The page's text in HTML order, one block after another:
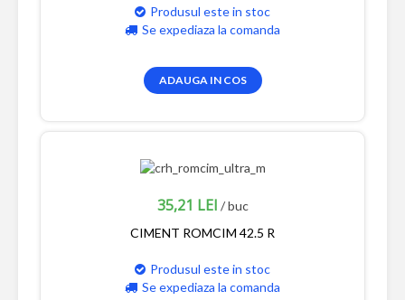
Produsul este in stoc
Se expediaza la comanda
ADAUGA IN COS
35,21 LEI / buc
CIMENT ROMCIM 42.5 R
Produsul este in stoc
Se expediaza la comanda